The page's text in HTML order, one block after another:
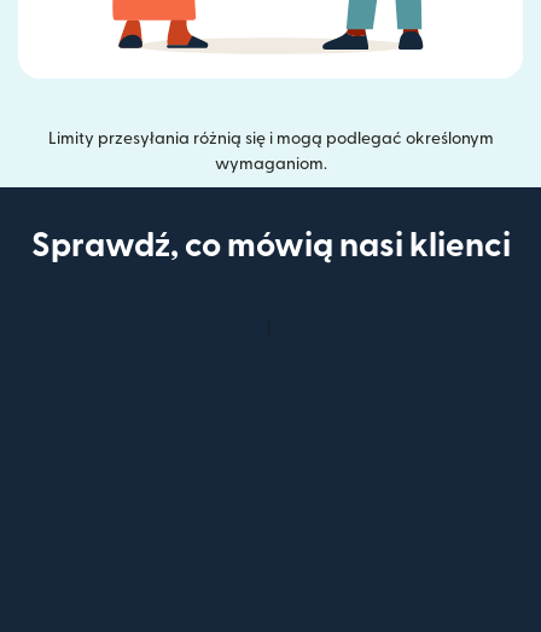
Limity przesyłania różnią się i mogą podlegać określonym
wymaganiom.
Sprawdź, co mówią nasi klienci